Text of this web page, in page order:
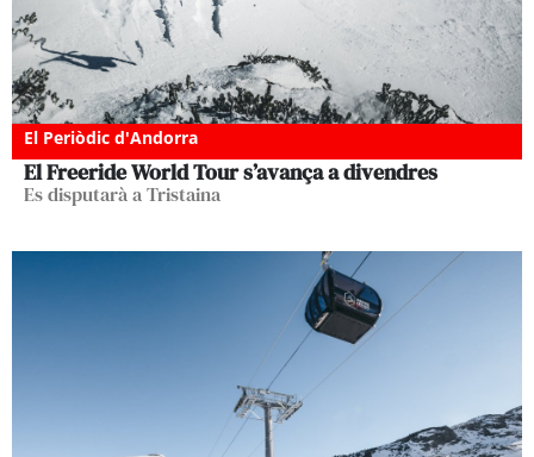
El Periòdic d'Andorra
El Freeride World Tour s’avança a divendres
Es disputarà a Tristaina